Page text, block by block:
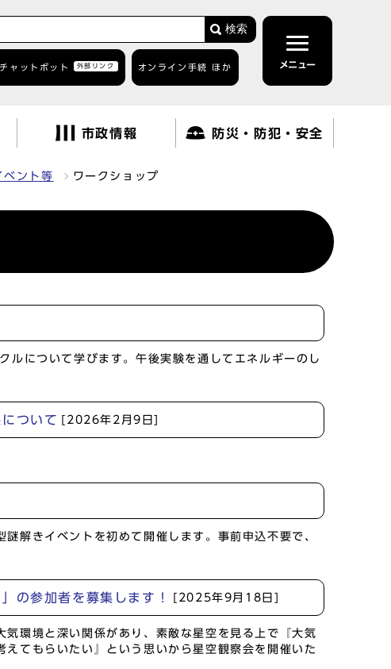
検索
ャットボット 外部リンク オンライン手続 ほか メニュー
市政情報 防災・防犯・安全
ベント等 ワークショップ
ルについて学びます。午後実験を通してエネルギーのし
ついて [2026年2月9日]
解きイベントを初めて開催します。事前申込不要で、
の参加者を募集します！ [2025年9月18日]
環境と深い関係があり、素敵な星空を見る上で『大気
てもらいたい』という思いから星空観察会を開催いた